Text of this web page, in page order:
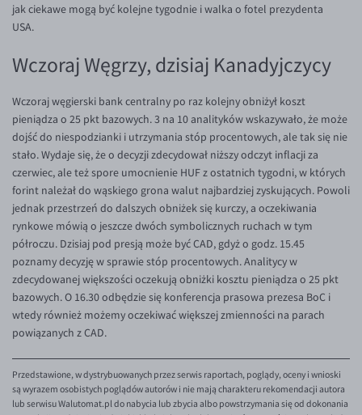
EUR/HKD
EUR/ILS
EUR/NZD
EUR/RON
EUR/SGD
EUR/TRY
EUR/ZAR
GBP/USD
USD/CHF
GBP/CHF
jak ciekawe mogą być kolejne tygodnie i walka o fotel prezydenta
USA.
Wczoraj Węgrzy, dzisiaj Kanadyjczycy
Wczoraj węgierski bank centralny po raz kolejny obniżył koszt
pieniądza o 25 pkt bazowych. 3 na 10 analityków wskazywało, że może
dojść do niespodzianki i utrzymania stóp procentowych, ale tak się nie
stało. Wydaje się, że o decyzji zdecydował niższy odczyt inflacji za
czerwiec, ale też spore umocnienie HUF z ostatnich tygodni, w których
forint należał do wąskiego grona walut najbardziej zyskujących. Powoli
jednak przestrzeń do dalszych obniżek się kurczy, a oczekiwania
rynkowe mówią o jeszcze dwóch symbolicznych ruchach w tym
półroczu. Dzisiaj pod presją może być CAD, gdyż o godz. 15.45
poznamy decyzję w sprawie stóp procentowych. Analitycy w
zdecydowanej większości oczekują obniżki kosztu pieniądza o 25 pkt
bazowych. O 16.30 odbędzie się konferencja prasowa prezesa BoC i
wtedy również możemy oczekiwać większej zmienności na parach
powiązanych z CAD.
Przedstawione, w dystrybuowanych przez serwis raportach, poglądy, oceny i wnioski
są wyrazem osobistych poglądów autorów i nie mają charakteru rekomendacji autora
lub serwisu Walutomat.pl do nabycia lub zbycia albo powstrzymania się od dokonania